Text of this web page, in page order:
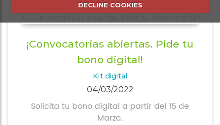
DECLINE COOKIESpresencial
de eventos
comercial
Gestión de
¡Convocatorias abiertas. Pide tu
bono digital!
Kit digital
04/03/2022
Solicita tu bono digital a partir del 15 de
Marzo.